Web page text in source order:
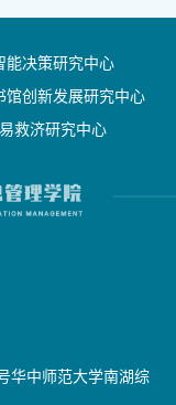
能决策研究中心
馆创新发展研究中心
救济研究中心
华中师范大学南湖综